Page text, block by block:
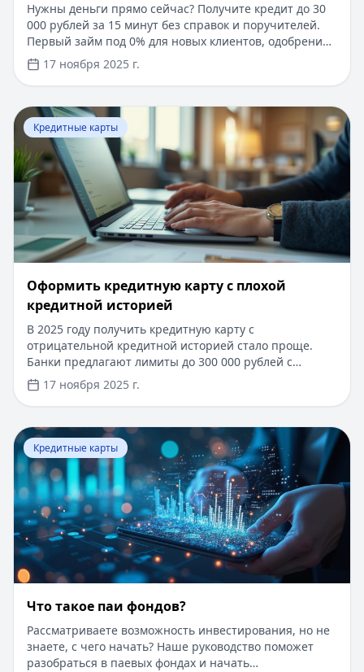
Нужны деньги прямо сейчас? Получите кредит до 30
000 рублей за 15 минут без справок и поручителей.
Первый займ под 0% для новых клиентов, одобрение
за 5 минут по паспорту. Погашение кредита любым
удобным способом. Узнайте подробнее о выгодных
условиях кредитования и особенностях снятия
наличных с кредитных карт в нашей статье.
17 ноября 2025 г.
Перейти к статье: ​Оформить кредитную карту с
Кредитные карты
​Оформить кредитную карту с плохой
кредитной историей
В 2025 году получить кредитную карту с
отрицательной кредитной историей стало проще.
Банки предлагают лимиты до 300 000 рублей с
льготным периодом до 200 дней. Быстрое
рассмотрение заявки занимает от 1 до 3 дней. Для
оформления достаточно паспорта и справки о
доходах. Возможно получение карты по двум
документам без подтверждения дохода. Специальные
программы позволяют получить одобрение даже при
наличии действующих просрочек.
17 ноября 2025 г.
Перейти к статье:Что такое паи фондов?
Кредитные карты
Что такое паи фондов?
Рассматриваете возможность инвестирования, но не
знаете, с чего начать? Наше руководство поможет
разобраться в паевых фондах и начать